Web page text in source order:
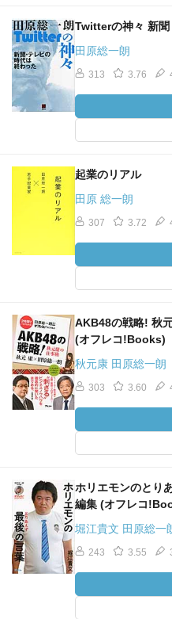
Twitterの神々 新聞
田原総一朗
313 3.76
起業のリアル
田原 総一朗
307 3.72
AKB48の戦略! 秋
(オフレコ!Books)
秋元康 田原総一朗
303 3.60
ホリエモンのとり
編集 (オフレコ
堀江貴文 田原総一
243 3.55